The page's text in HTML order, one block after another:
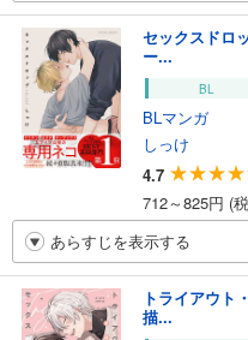
セックスドロ
ー...
BL
BLマンガ
しっけ
4.7
712～825円 (
あらすじを表示する
トライアウト
描...